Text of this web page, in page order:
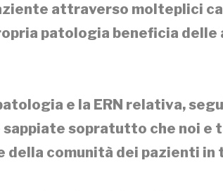
attraverso molteplici
patologia beneficia delle
e la ERN relativa,
sopratutto che noi e
della comunità dei pazienti